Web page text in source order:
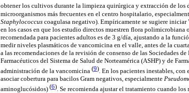
obtener los cultivos durante la limpieza quirúrgica y extracción de los
microorganismos más frecuentes en el centro hospitalario,
Staphylococcus coagulasa negativo). Empíricamente se sugiere
en los casos en que los estudio directos muestren flora
recomendada para pacientes adultos es de 3 g/día, ajustando a la
medir niveles plasmáticos de vancomicina en el valle, antes de la
a las recomendaciones de la revisión de consenso de las Sociedades
Farmacéuticos del Sistema de Salud de Norteamérica (ASHP) y de
administración de la vancomicina (9). En los pacientes inestables, con
asociar cobertura para bacilos Gram negativos, especialmente
aminoglucósidos) (6). Se recomienda ajustar el tratamiento cuando